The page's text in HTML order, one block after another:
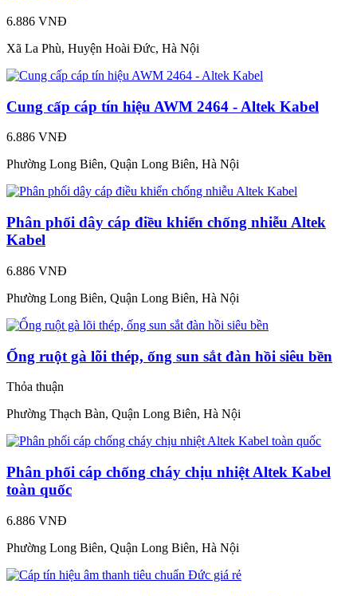
6.886 VNĐ
Xã La Phù, Huyện Hoài Đức, Hà Nội
Cung cấp cáp tín hiệu AWM 2464 - Altek Kabel
6.886 VNĐ
Phường Long Biên, Quận Long Biên, Hà Nội
Phân phối dây cáp điều khiển chống nhiễu Altek
Kabel
6.886 VNĐ
Phường Long Biên, Quận Long Biên, Hà Nội
Ống ruột gà lõi thép, ống sun sắt đàn hồi siêu bền
Thỏa thuận
Phường Thạch Bàn, Quận Long Biên, Hà Nội
Phân phối cáp chống cháy chịu nhiệt Altek Kabel
toàn quốc
6.886 VNĐ
Phường Long Biên, Quận Long Biên, Hà Nội